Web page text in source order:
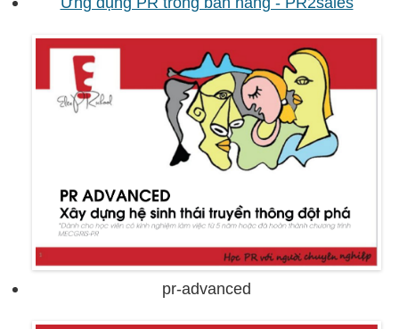
pr-advanced